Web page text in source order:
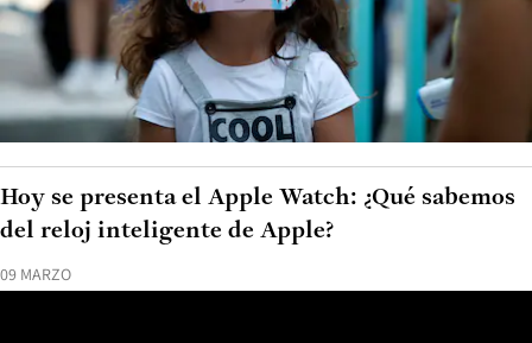
09 MARZO
Hoy se presenta el Apple Watch: ¿Qué sabemos
del reloj inteligente de Apple?